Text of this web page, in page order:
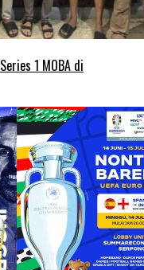
1 MOBA di